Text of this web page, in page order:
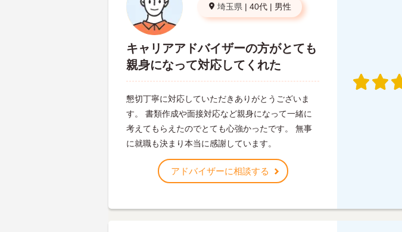
埼玉県 | 40代 | 男性
キャリアアドバイザーの方がとても
親身になって対応してくれた
懇切丁寧に対応していただきありがとうございま
す。 書類作成や面接対応など親身になって一緒に
考えてもらえたのでとても心強かったです。 無事
に就職も決まり本当に感謝しています。
アドバイザーに相談する